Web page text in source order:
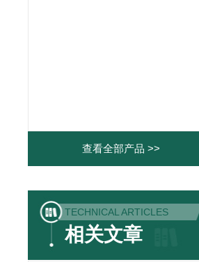
查看全部产品 >>
TECHNICAL ARTICLES
相关文章